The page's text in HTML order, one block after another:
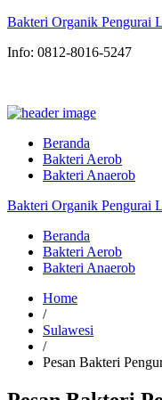
Bakteri Organik Pengurai
Info: 0812-8016-5247
Beranda
Bakteri Aerob
Bakteri Anaerob
Bakteri Organik Pengurai
Beranda
Bakteri Aerob
Bakteri Anaerob
Home
/
Sulawesi
/
Pesan Bakteri